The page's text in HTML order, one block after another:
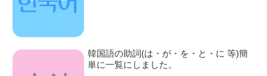
韓国語の助詞(は・が・を・と・に 等)簡
単に一覧にしました。